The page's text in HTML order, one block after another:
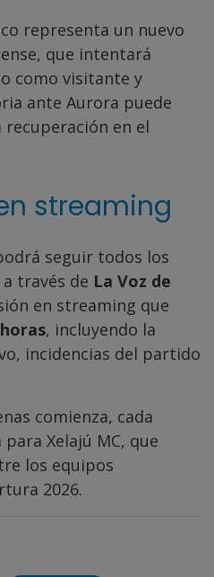
representa un nuevo
que intentará
como visitante y
ante Aurora puede
en el
streaming
seguir todos los
través de La Voz de
en streaming que
, incluyendo la
incidencias del partido
comienza, cada
Xelajú MC, que
los equipos
2026.